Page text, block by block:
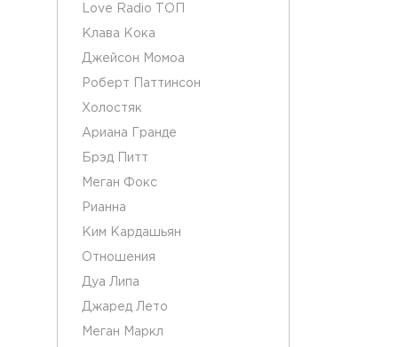
Love Radio ТОП
Клава Кока
Джейсон Момоа
Роберт Паттинсон
Холостяк
Ариана Гранде
Брэд Питт
Меган Фокс
Рианна
Ким Кардашьян
Отношения
Дуа Липа
Джаред Лето
Меган Маркл